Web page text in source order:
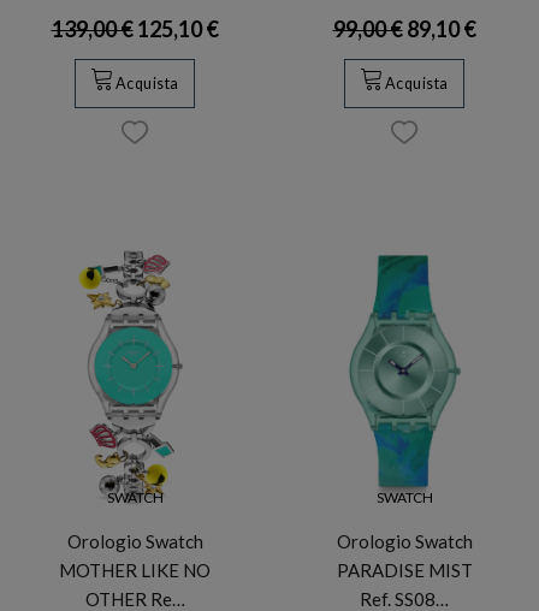
139,00 €125,10 €
Acquista
99,00 €89,10 €
Acquista
SWATCH
Orologio Swatch
MOTHER LIKE NO
OTHER Re…
SWATCH
Orologio Swatch
PARADISE MIST
Ref. SS08…